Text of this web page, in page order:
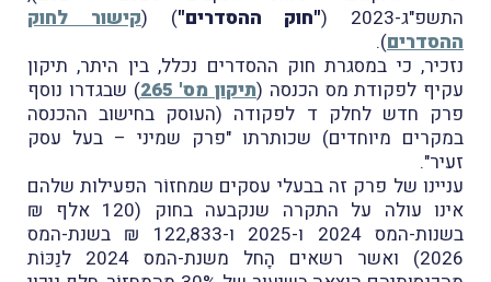
התשפ"ג-2023 (
"חוק ההסדרים") (קישור לחוק
ההסדרים).
נזכיר, כי במסגרת חוק ההסדרים נכלל, בין היתר, תיקון
עקיף לפקודת מס הכנסה (תיקון מס' 265
) שבגדרו נוסף
פרק חדש לחלק ד לפקודה (העוסק בחישוב ההכנסה
במקרים מיוחדים) שכותרתו "פרק שמיני – בעל עסק
זעיר".
עניינו של פרק זה בבעלי עסקים שמחזוֹר הפעילות שלהם
אינו עולה על התקרה שנקבעה בחוק (120 אלף ₪
בשנות-המס 2024 ו-2025 ו-122,833 ₪ בשנת-המס
2026) ואשר רשאים הָחל משנת-המס 2024 לנַכּוֹת